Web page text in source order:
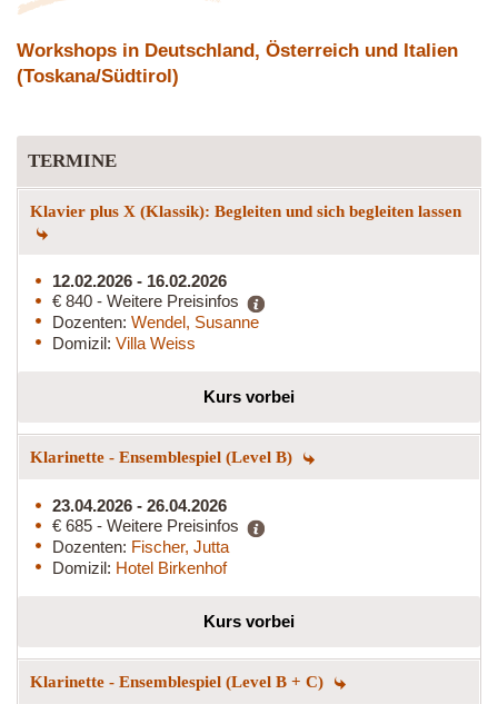
Workshops in Deutschland, Österreich und Italien
(Toskana/Südtirol)
TERMINE
Klavier plus X (Klassik): Begleiten und sich begleiten lassen
12.02.2026 - 16.02.2026
€ 840 - Weitere Preisinfos
Dozenten: Wendel, Susanne
Domizil: Villa Weiss
Kurs vorbei
Klarinette - Ensemblespiel (Level B)
23.04.2026 - 26.04.2026
€ 685 - Weitere Preisinfos
Dozenten: Fischer, Jutta
Domizil: Hotel Birkenhof
Kurs vorbei
Klarinette - Ensemblespiel (Level B + C)